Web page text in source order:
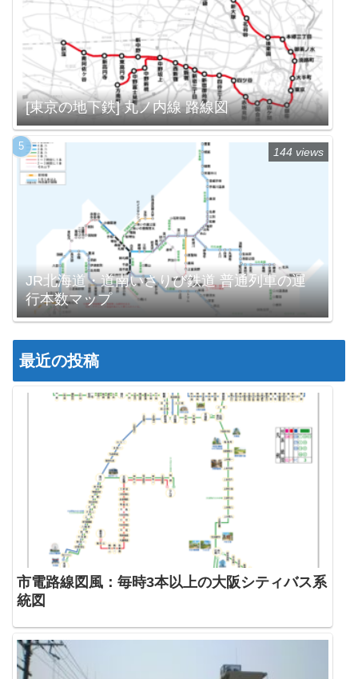
[東京の地下鉄] 丸ノ内線 路線図
JR北海道・道南いさりび鉄道 普通列車の運
行本数マップ
144 views
最近の投稿
市電路線図風：毎時3本以上の大阪シティバス系
統図